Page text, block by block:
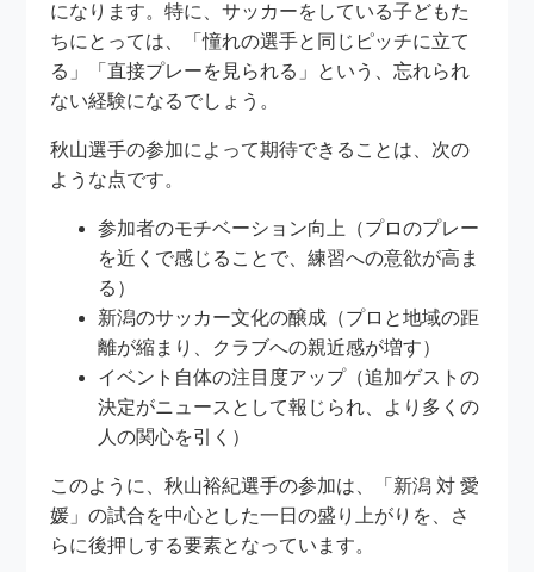
になります。特に、サッカーをしている子どもた
ちにとっては、「憧れの選手と同じピッチに立て
る」「直接プレーを見られる」という、忘れられ
ない経験になるでしょう。
秋山選手の参加によって期待できることは、次の
ような点です。
参加者のモチベーション向上（プロのプレー
を近くで感じることで、練習への意欲が高ま
る）
新潟のサッカー文化の醸成（プロと地域の距
離が縮まり、クラブへの親近感が増す）
イベント自体の注目度アップ（追加ゲストの
決定がニュースとして報じられ、より多くの
人の関心を引く）
このように、秋山裕紀選手の参加は、「新潟 対 愛
媛」の試合を中心とした一日の盛り上がりを、さ
らに後押しする要素となっています。